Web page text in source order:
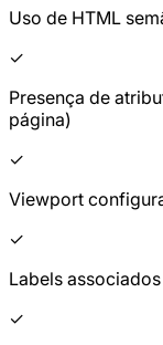
Uso de HTML
✓
Presença de
página)
✓
Viewport
✓
Labels
✓